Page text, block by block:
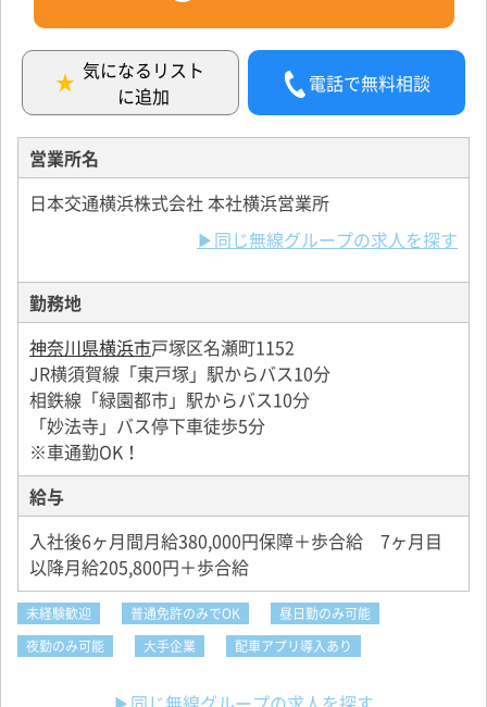
気になるリスト
に追加
電話で無料相談
営業所名
日本交通横浜株式会社 本社横浜営業所
▶同じ無線グループの求人を探す
勤務地
神奈川県横浜市戸塚区名瀬町1152
JR横須賀線「東戸塚」駅からバス10分
相鉄線「緑園都市」駅からバス10分
「妙法寺」バス停下車徒歩5分
※車通勤OK！
給与
入社後6ヶ月間月給380,000円保障＋歩合給 7ヶ月目
以降月給205,800円＋歩合給
未経験歓迎 普通免許のみでOK
昼日勤のみ可能
夜勤のみ可能
大手企業 配車アプリ導入あり